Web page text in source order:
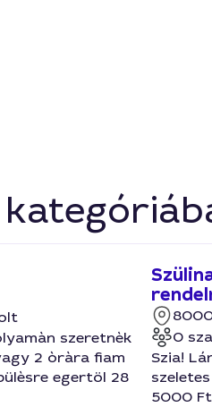
szeretnèk
2 òràra fiam
egertöl 28
0
Szia!
5000